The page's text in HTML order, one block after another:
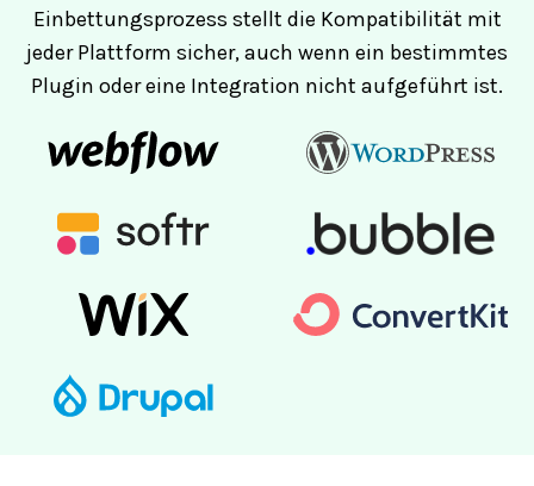
Einbettungsprozess stellt die Kompatibilität mit
jeder Plattform sicher, auch wenn ein bestimmtes
Plugin oder eine Integration nicht aufgeführt ist.